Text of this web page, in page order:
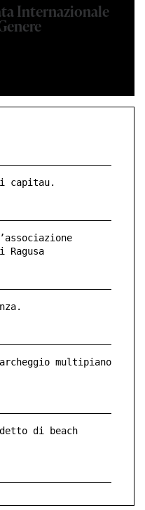
Internazionale
capitau.
multipiano
di beach